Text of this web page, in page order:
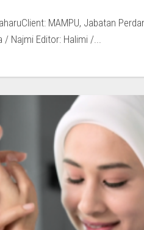
MAMPU, Jabatan
/ Najmi Editor: Halimi /...